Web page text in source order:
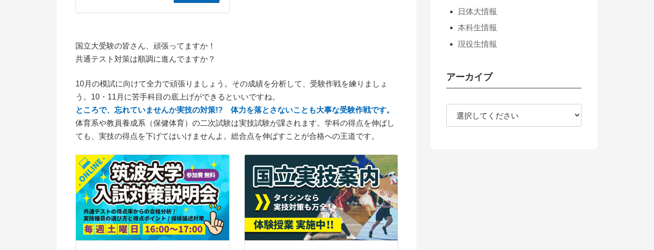
国立大受験の皆さん、頑張ってますか！
共通テスト対策は順調に進んでますか？
10月の模試に向けて全力で頑張りましょう。その成績を分析して、受験作戦を練りましょ
う。10・11月に苦手科目の底上げができるといいですね。
ところで、忘れていませんか実技の対策!? 体力を落とさないことも大事な受験作戦です。
体育系や教員養成系（保健体育）の二次試験は実技試験が課されます。学科の得点を伸ばし
ても、実技の得点を下げてはいけませんよ。総合点を伸ばすことが合格への王道です。
日体大情報
本科生情報
現役生情報
アーカイブ